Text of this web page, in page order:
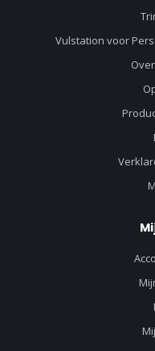
Vulstation voor